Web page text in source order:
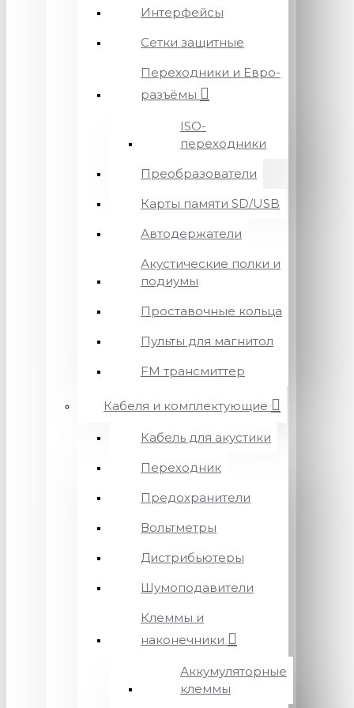
Интерфейсы
Сетки защитные
Переходники и Евро-
разъёмы
ISO-
переходники
Преобразователи
Карты памяти SD/USB
Автодержатели
Акустические полки и
подиумы
Проставочные кольца
Пульты для магнитол
FM трансмиттер
Кабеля и комплектующие
Кабель для акустики
Переходник
Предохранители
Вольтметры
Дистрибьютеры
Шумоподавители
Клеммы и
наконечники
Аккумуляторные
клеммы